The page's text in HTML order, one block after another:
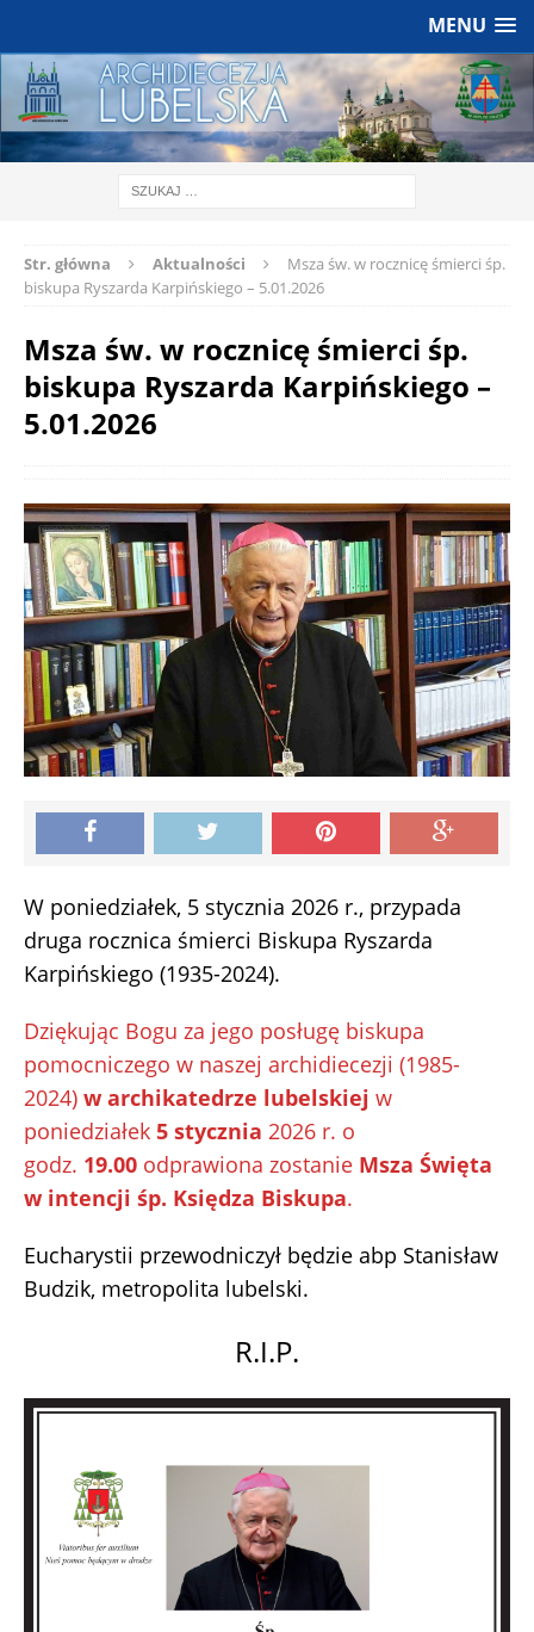
MENU
Str. główna Aktualności
Msza św. w rocznicę śmierci śp.
biskupa Ryszarda Karpińskiego – 5.01.2026
Msza św. w rocznicę śmierci śp.
biskupa Ryszarda Karpińskiego –
5.01.2026
W poniedziałek, 5 stycznia 2026 r., przypada
druga rocznica śmierci Biskupa Ryszarda
Karpińskiego (1935-2024).
Dziękując Bogu za jego posługę biskupa
pomocniczego w naszej archidiecezji (1985-
2024) w archikatedrze lubelskiej w
poniedziałek 5 stycznia 2026 r. o
godz. 19.00 odprawiona zostanie Msza Święta
w intencji śp. Księdza Biskupa.
Eucharystii przewodniczył będzie abp Stanisław
Budzik, metropolita lubelski.
R.I.P.